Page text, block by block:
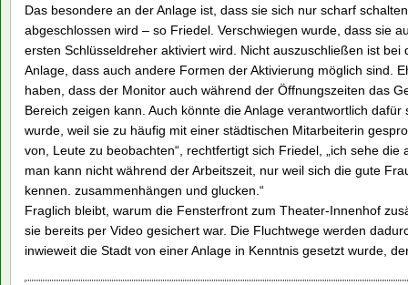
Das besondere an der Anlage ist, dass sie sich nur scharf
abgeschlossen wird – so Friedel. Verschwiegen wurde, dass sie
ersten Schlüsseldreher aktiviert wird. Nicht auszuschließen ist
Anlage, dass auch andere Formen der Aktivierung möglich sind.
haben, dass der Monitor auch während der Öffnungszeiten das
Bereich zeigen kann. Auch könnte die Anlage verantwortlich
wurde, weil sie zu häufig mit einer städtischen Mitarbeiterin
von, Leute zu beobachten“, rechtfertigt sich Friedel, „ich sehe
man kann nicht während der Arbeitszeit, nur weil sich die gute
kennen. zusammenhängen und glucken.“
Fraglich bleibt, warum die Fensterfront zum Theater-Innenhof
sie bereits per Video gesichert war. Die Fluchtwege werden
inwieweit die Stadt von einer Anlage in Kenntnis gesetzt wurde,